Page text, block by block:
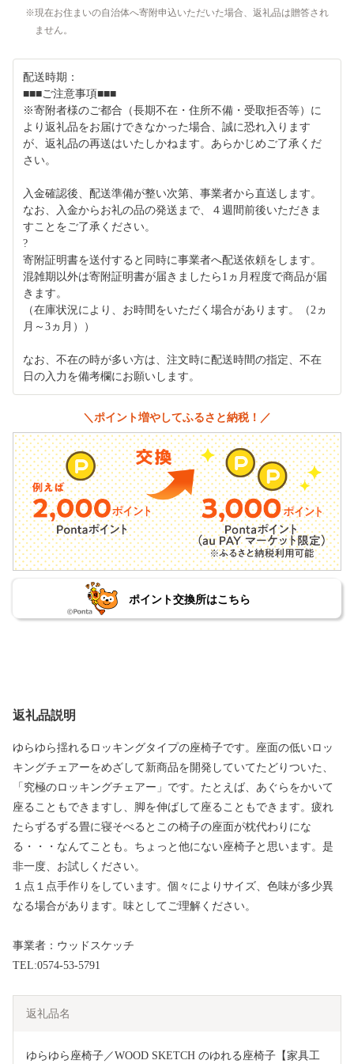
現在お住まいの自治体へ寄附申込いただいた場合、返礼品は贈答され
ません。
配送時期：
■■■ご注意事項■■■
※寄附者様のご都合（長期不在・住所不備・受取拒否等）に
より返礼品をお届けできなかった場合、誠に恐れ入ります
が、返礼品の再送はいたしかねます。あらかじめご了承くだ
さい。
入金確認後、配送準備が整い次第、事業者から直送します。
なお、入金からお礼の品の発送まで、４週間前後いただきま
すことをご了承ください。
?
寄附証明書を送付すると同時に事業者へ配送依頼をします。
混雑期以外は寄附証明書が届きましたら1ヵ月程度で商品が届
きます。
（在庫状況により、お時間をいただく場合があります。（2ヵ
月～3ヵ月））
なお、不在の時が多い方は、注文時に配送時間の指定、不在
日の入力を備考欄にお願いします。
＼ポイント増やしてふるさと納税！／
ポイント交換所はこちら
返礼品説明
ゆらゆら揺れるロッキングタイプの座椅子です。座面の低いロッ
キングチェアーをめざして新商品を開発していてたどりついた、
「究極のロッキングチェアー」です。たとえば、あぐらをかいて
座ることもできますし、脚を伸ばして座ることもできます。疲れ
たらずるずる畳に寝そべるとこの椅子の座面が枕代わりにな
る・・・なんてことも。ちょっと他にない座椅子と思います。是
非一度、お試しください。
１点１点手作りをしています。個々によりサイズ、色味が多少異
なる場合があります。味としてご理解ください。
事業者：ウッドスケッチ
TEL:0574-53-5791
返礼品名
ゆらゆら座椅子／WOOD SKETCH のゆれる座椅子【家具工